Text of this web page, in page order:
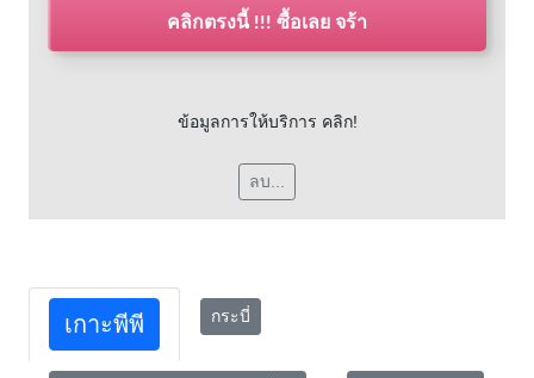
คลิกตรงนี้ !!! ซื้อเลย จร้า
ข้อมูลการให้บริการ คลิก!
ลบ...
เกาะพีพี กระบี่